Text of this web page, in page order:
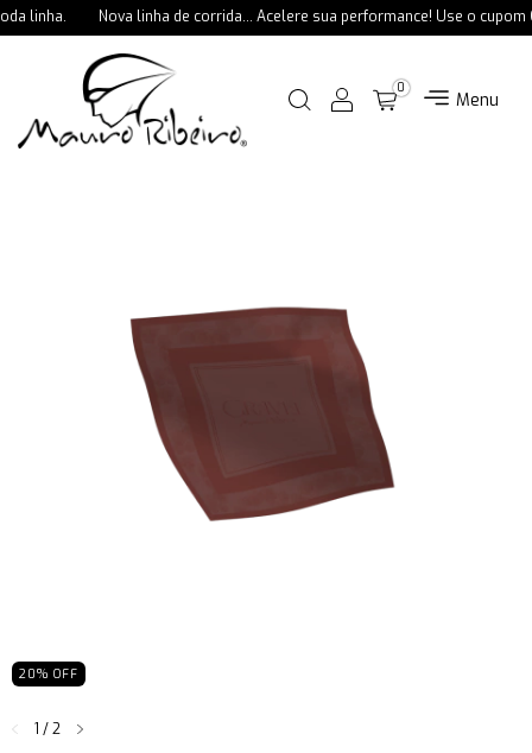
linha. Nova linha de corrida... Acelere sua performance! Use o cupom
Menu
0
20% OFF
1 /2